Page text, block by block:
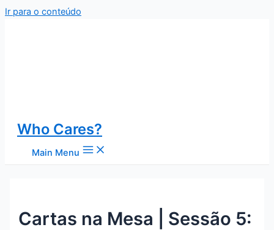
Ir para o conteúdo
Who Cares?
Main Menu
Cartas na Mesa | Sessão 5: